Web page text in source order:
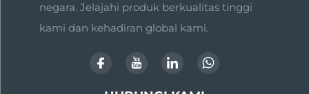
negara. Jelajahi produk berkualitas tinggi
kami dan kehadiran global kami.